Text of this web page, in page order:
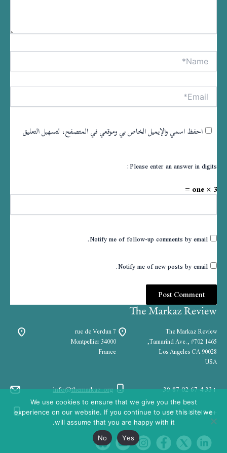
Name*
Email*
احفظ اسمي والإيميل الخاص بي وموقعي في المتصفح، لتسهيل التعليق
Please enter an answer in digits:
one × 3 =
Notify me of follow-up comments by email.
Notify me of new posts by email.
The Markaz Review
1465 Tamarind Ave., #702,
Los Angeles CA 90028
USA
7 rue de Verdun
34000 Montpellier
France
info@themarkaz.org
+33 4 67 02 87 39
+1 917 947 6974
We use cookies to ensure that we give you the best
experience on our website. If you continue to use this site we
will assume that you are happy with it.
Yes
No